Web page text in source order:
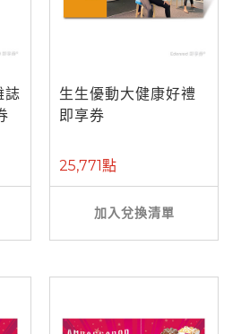
誌
生生優動大健康好禮
即享券
25,771點
加入兌換清單